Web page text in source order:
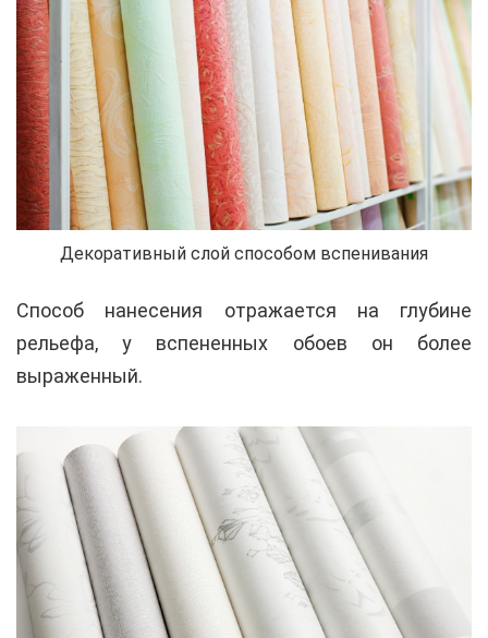
Декоративный слой способом вспенивания
Способ нанесения отражается на глубине
рельефа, у вспененных обоев он более
выраженный.